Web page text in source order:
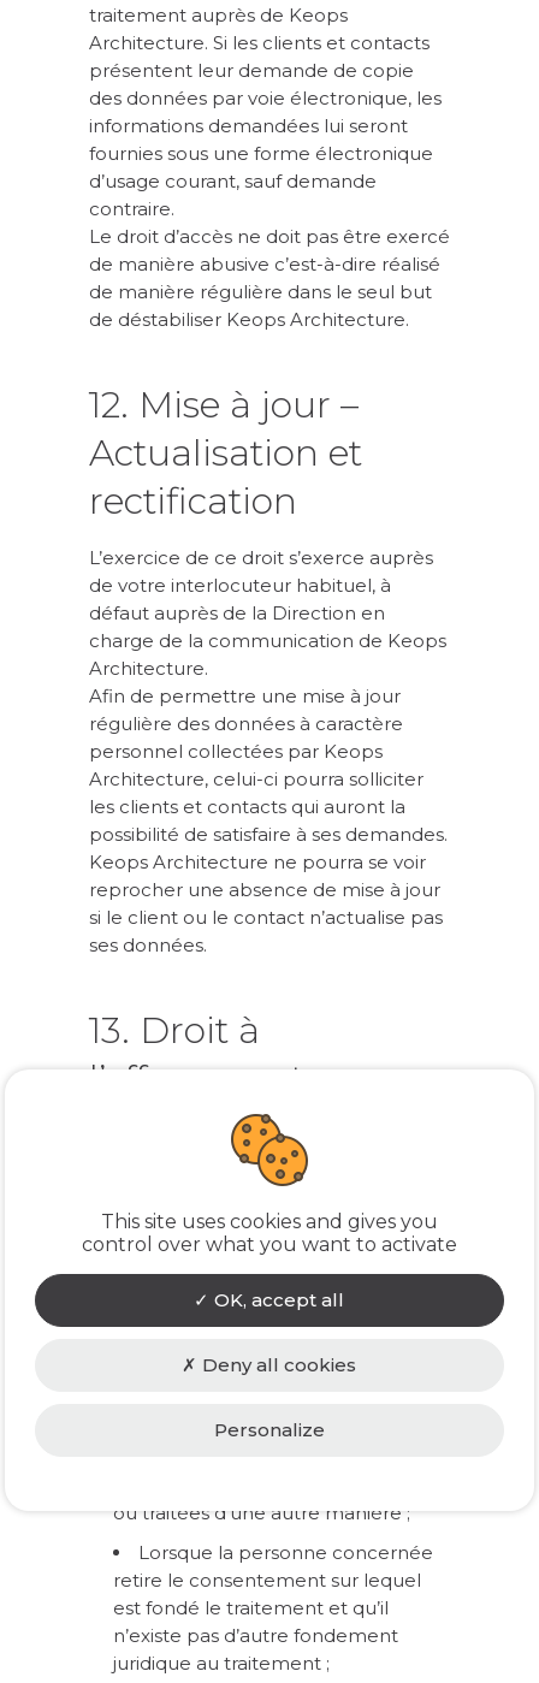
traitement auprès de Keops
Architecture. Si les clients et contacts
présentent leur demande de copie
des données par voie électronique, les
informations demandées lui seront
fournies sous une forme électronique
d’usage courant, sauf demande
contraire.
Le droit d’accès ne doit pas être exercé
de manière abusive c’est-à-dire réalisé
de manière régulière dans le seul but
de déstabiliser Keops Architecture.
12. Mise à jour –
Actualisation et
rectification
L’exercice de ce droit s’exerce auprès
de votre interlocuteur habituel, à
défaut auprès de la Direction en
charge de la communication de Keops
Architecture.
Afin de permettre une mise à jour
régulière des données à caractère
personnel collectées par Keops
Architecture, celui-ci pourra solliciter
les clients et contacts qui auront la
possibilité de satisfaire à ses demandes.
Keops Architecture ne pourra se voir
reprocher une absence de mise à jour
si le client ou le contact n’actualise pas
ses données.
13. Droit à
l’effacement
Le droit à l’effacement des clients et
contacts ne sera pas applicable dans
les cas où le traitement est mis en
œuvre pour répondre à une obligation
légale.
En dehors de cette situation, les clients
et contacts pourront demander
l’effacement de leurs données dans les
cas limitatifs suivants :
personnel ne sont plus nécessaires
ou traitées d’une autre manière ;
Lorsque la personne concernée
retire le consentement sur lequel
est fondé le traitement et qu’il
n’existe pas d’autre fondement
juridique au traitement ;
This site uses cookies and gives you
control over what you want to activate
OK, accept all
Deny all cookies
Personalize